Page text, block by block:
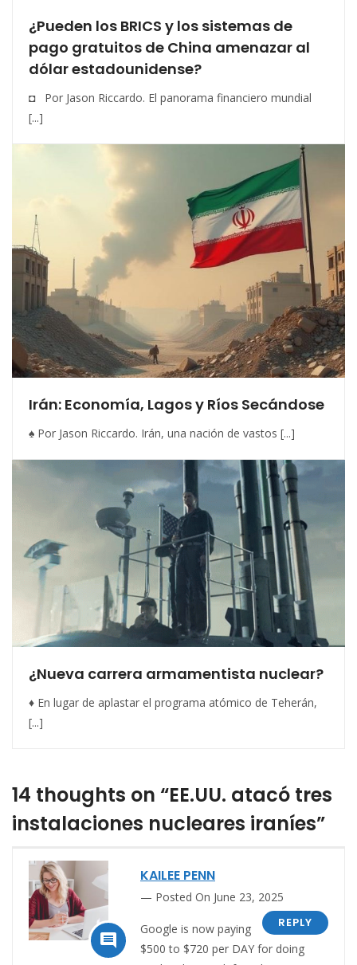
¿Pueden los BRICS y los sistemas de
pago gratuitos de China amenazar al
dólar estadounidense?
◘ Por Jason Riccardo. El panorama financiero mundial
[...]
Irán: Economía, Lagos y Ríos Secándose
♠ Por Jason Riccardo. Irán, una nación de vastos [...]
¿Nueva carrera armamentista nuclear?
♦ En lugar de aplastar el programa atómico de Teherán,
[...]
14 thoughts on “EE.UU. atacó tres
instalaciones nucleares iraníes”

KAILEE PENN
Posted On June 23, 2025
REPLY
Google is now paying
$500 to $720 per DAY for doing